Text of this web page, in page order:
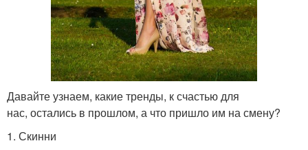
Давайте узнаем, какие тренды, к счастью для
нас, остались в прошлом, а что пришло им на смену?
1. Скинни